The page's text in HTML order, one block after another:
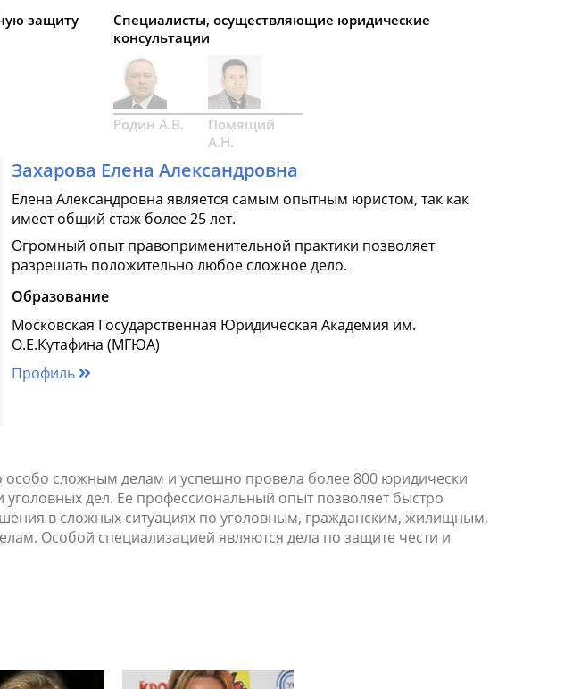
защиту
Специалисты, осуществляющие юридические
консультации
Родин А.В.
Помящий
А.Н.
Захарова Елена Александровна
Елена Александровна является самым опытным юристом, так как
имеет общий стаж более 25 лет.
Огромный опыт правоприменительной практики позволяет
разрешать положительно любое сложное дело.
Образование
Московская Государственная Юридическая Академия им.
О.Е.Кутафина (МГЮА)
Профиль
особо сложным делам и успешно провела более 800 юридически
дел. Ее профессиональный опыт позволяет быстро
в сложных ситуациях по уголовным, гражданским, жилищным,
Особой специализацией являются дела по защите чести и